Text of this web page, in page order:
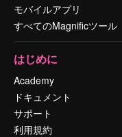
モバイルアプリ
すべてのMagnificツール
はじめに
Academy
ドキュメント
サポート
利用規約